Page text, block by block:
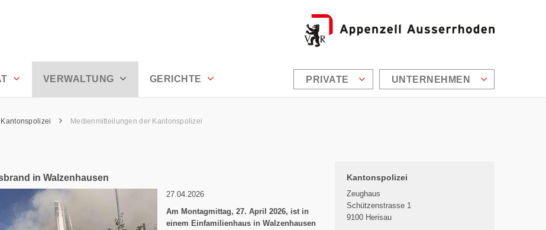
VERWALTUNG GERICHTE PRIVATE UNTERNEHMEN
Kantonspolizei Medienmitteilungen der Kantonspolizei
in Walzenhausen
27.04.2026
Am Montagmittag, 27. April 2026, ist in
einem Einfamilienhaus in Walzenhausen
Kantonspolizei
Zeughaus
Schützenstrasse 1
9100 Herisau